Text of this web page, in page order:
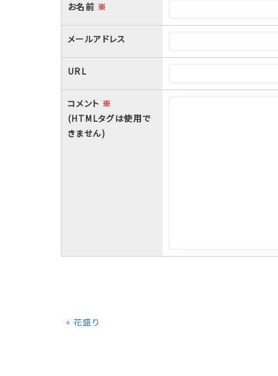
お名前 ※
メールアドレス
URL
コメント ※
(HTMLタグは使用で
きません)
« 花盛り